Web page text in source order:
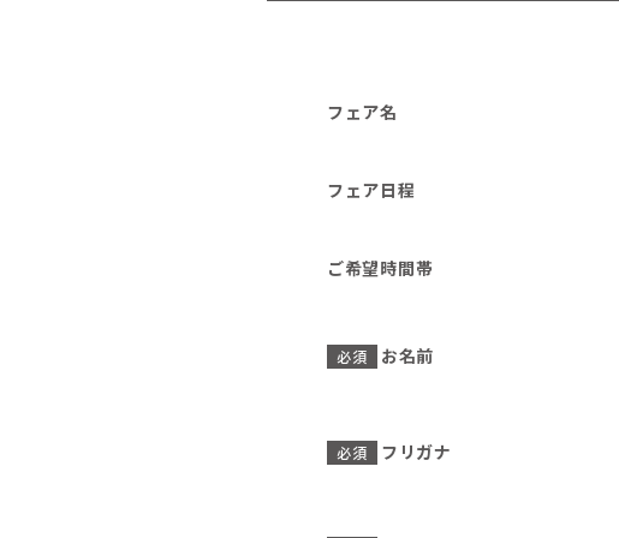
フェア名
フェア日程
ご希望時間帯
必須 お名前
必須 フリガナ